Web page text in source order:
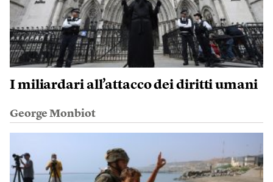
I miliardari all’attacco dei diritti umani
George Monbiot